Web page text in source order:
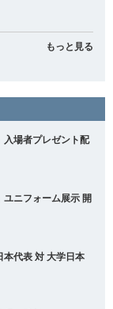
もっと見る
入場者プレゼント配
ニフォーム展示 開
本代表 対 大学日本